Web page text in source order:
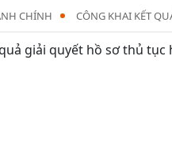
CHÍNH CÔNG KHAI KẾT
giải quyết hồ sơ thủ